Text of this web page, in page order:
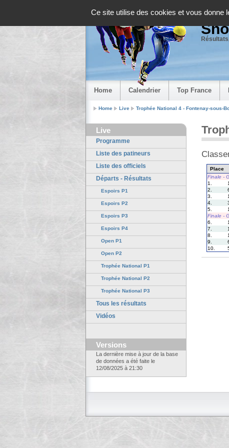
Ce site utilise des cookies et vous donne
Home Calendrier Top France
Home Live Trophée National 4 - Fontenay-sous-
Live
Programme
Liste des patineurs
Liste des officiels
Départs - Résultats
Espoirs P1
Espoirs P2
Espoirs P3
Espoirs P4
Open P1
Open P2
Trophée National P1
Trophée National P2
Trophée National P3
Tous les résultats
Vidéos
Versions
La dernière mise à jour de la base
de données a été faite le
12/08/2025 à 21:30
Place
Finale -
1.
2.
3.
4.
5.
Finale -
6.
7.
8.
9.
10.